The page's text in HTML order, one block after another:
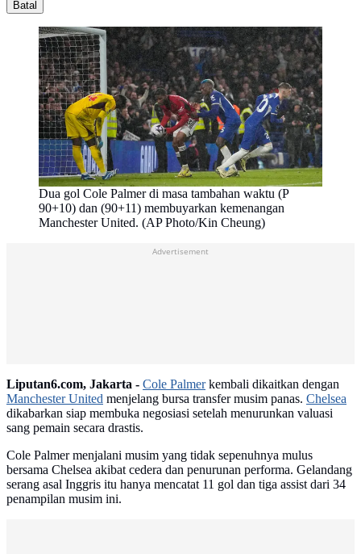
Batal
Dua gol Cole Palmer di masa tambahan waktu (P
90+10) dan (90+11) membuyarkan kemenangan
Manchester United. (AP Photo/Kin Cheung)
Advertisement
Liputan6.com, Jakarta - Cole Palmerkembali dikaitkan dengan
Manchester United menjelang bursa transfer musim panas. Chelsea
dikabarkan siap membuka negosiasi setelah menurunkan valuasi
sang pemain secara drastis.
Cole Palmer menjalani musim yang tidak sepenuhnya mulus
bersama Chelsea akibat cedera dan penurunan performa. Gelandang
serang asal Inggris itu hanya mencatat 11 gol dan tiga assist dari 34
penampilan musim ini.